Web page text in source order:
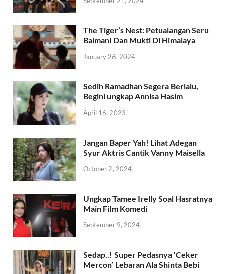
The Tiger’s Nest: Petualangan Seru
Balmani Dan Mukti Di Himalaya
January 26, 2024
Sedih Ramadhan Segera Berlalu,
Begini ungkap Annisa Hasim
April 16, 2023
Jangan Baper Yah! Lihat Adegan
Syur Aktris Cantik Vanny Maisella
October 2, 2024
Ungkap Tamee Irelly Soal Hasratnya
Main Film Komedi
September 9, 2024
Sedap..! Super Pedasnya ‘Ceker
Mercon’ Lebaran Ala Shinta Bebi